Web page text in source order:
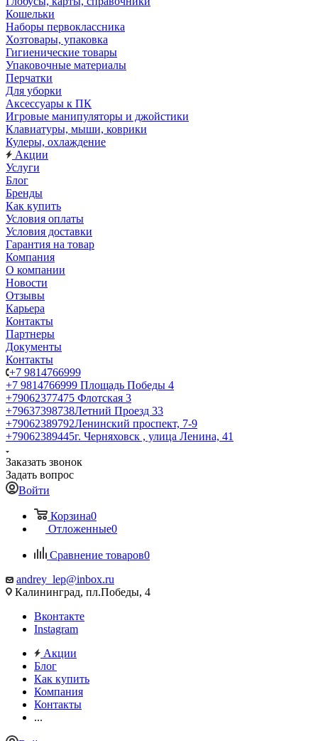
Кошельки
Наборы первоклассника
Хозтовары, упаковка
Гигиенические товары
Упаковочные материалы
Перчатки
Для уборки
Аксессуары к ПК
Игровые манипуляторы и джойстики
Клавиатуры, мыши, коврики
Кулеры, охлаждение
Акции
Услуги
Блог
Бренды
Как купить
Условия оплаты
Условия доставки
Гарантия на товар
Компания
О компании
Новости
Отзывы
Карьера
Контакты
Партнеры
Документы
Контакты
+7 9814766999
+7 9814766999 Площадь Победы 4
+79062377475 Флотская 3
+79637398738Летний Проезд 33
+79062389792Ленинский проспект, 7-9
+79062389445г. Черняховск , улица Ленина, 41
Заказать звонок
Задать вопрос
Войти
Корзина0
Отложенные0
Сравнение товаров0
andrey_lep@inbox.ru
Калининград, пл.Победы, 4
Вконтакте
Instagram
Акции
Блог
Как купить
Компания
Контакты
...